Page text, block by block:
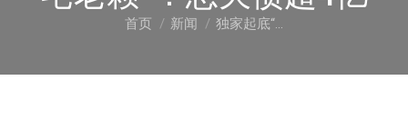
您在这里：
首页 新闻 独家起底“…